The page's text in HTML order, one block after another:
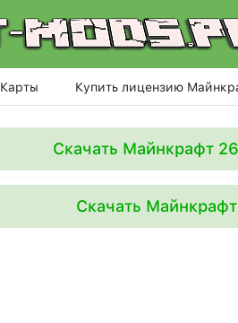
Карты Купить лицензию
Скачать Майнкрафт
Скачать Майнкрафт